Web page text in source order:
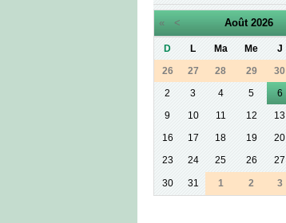
« < Août 2026
D L Ma Me J
26
27 28 29 30
2
3 4 5 6
9
10 11 12 13
16
17 18 19 20
23
24 25 26 27
30 31 1 2 3